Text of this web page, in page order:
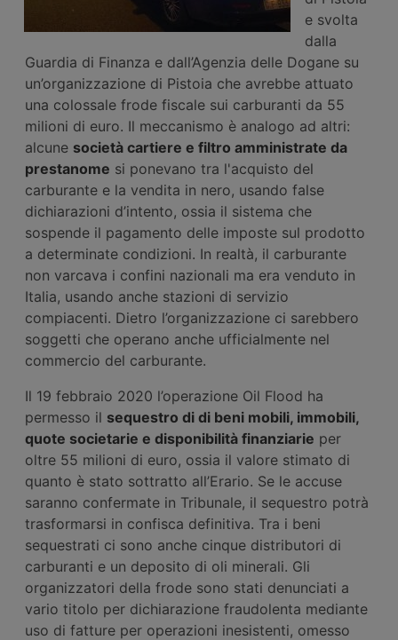
e svolta
dalla
Guardia di Finanza e dall’Agenzia delle Dogane su
un’organizzazione di Pistoia che avrebbe attuato
una colossale frode fiscale sui carburanti da 55
milioni di euro. Il meccanismo è analogo ad altri:
alcune società cartiere e filtro amministrate da
prestanome si ponevano tra l'acquisto del
carburante e la vendita in nero, usando false
dichiarazioni d’intento, ossia il sistema che
sospende il pagamento delle imposte sul prodotto
a determinate condizioni. In realtà, il carburante
non varcava i confini nazionali ma era venduto in
Italia, usando anche stazioni di servizio
compiacenti. Dietro l’organizzazione ci sarebbero
soggetti che operano anche ufficialmente nel
commercio del carburante.
Il 19 febbraio 2020 l’operazione Oil Flood ha
permesso il sequestro di di beni mobili, immobili,
quote societarie e disponibilità finanziarie per
oltre 55 milioni di euro, ossia il valore stimato di
quanto è stato sottratto all’Erario. Se le accuse
saranno confermate in Tribunale, il sequestro potrà
trasformarsi in confisca definitiva. Tra i beni
sequestrati ci sono anche cinque distributori di
carburanti e un deposito di oli minerali. Gli
organizzatori della frode sono stati denunciati a
vario titolo per dichiarazione fraudolenta mediante
uso di fatture per operazioni inesistenti, omesso